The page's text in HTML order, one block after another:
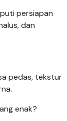
persiapan
dan
pedas, tekstur
enak?